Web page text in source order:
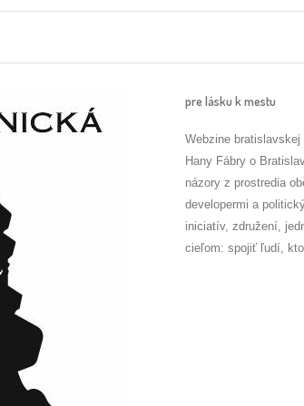
pre lásku k mestu
Webzine
Hany Fábry o
názory z prostredia
developermi a
iniciatív, združení,
cieľom: spojiť ľudí,